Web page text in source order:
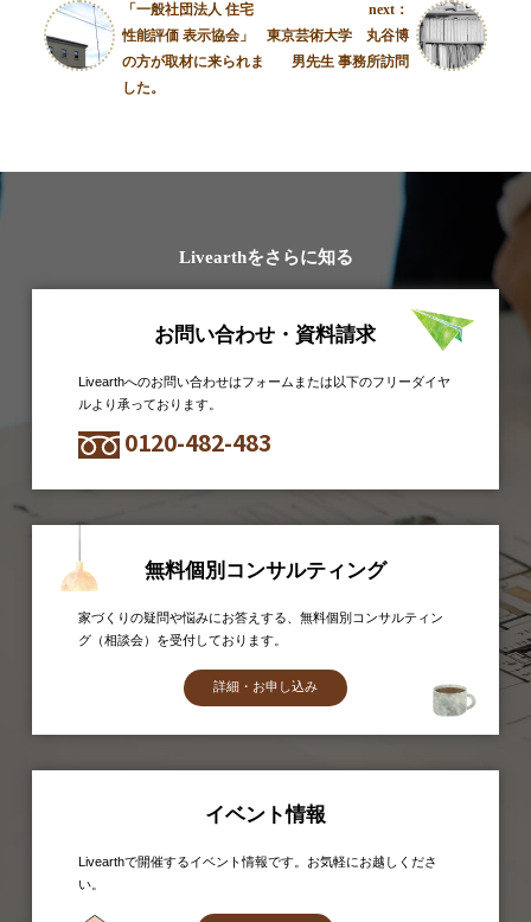
「一般社団法人 住宅
性能評価 表示協会」
の方が取材に来られま
した。
next：
東京芸術大学 丸谷博
男先生 事務所訪問
Livearthをさらに知る
お問い合わせ・資料請求
Livearthへのお問い合わせはフォームまたは以下のフリーダイヤ
ルより承っております。
0120-482-483
無料個別コンサルティング
家づくりの疑問や悩みにお答えする、無料個別コンサルティン
グ（相談会）を受付しております。
詳細・お申し込み
イベント情報
Livearthで開催するイベント情報です。お気軽にお越しくださ
い。